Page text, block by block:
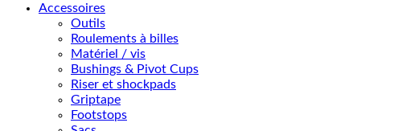
Accessoires
Outils
Roulements à billes
Matériel / vis
Bushings & Pivot Cups
Riser et shockpads
Griptape
Footstops